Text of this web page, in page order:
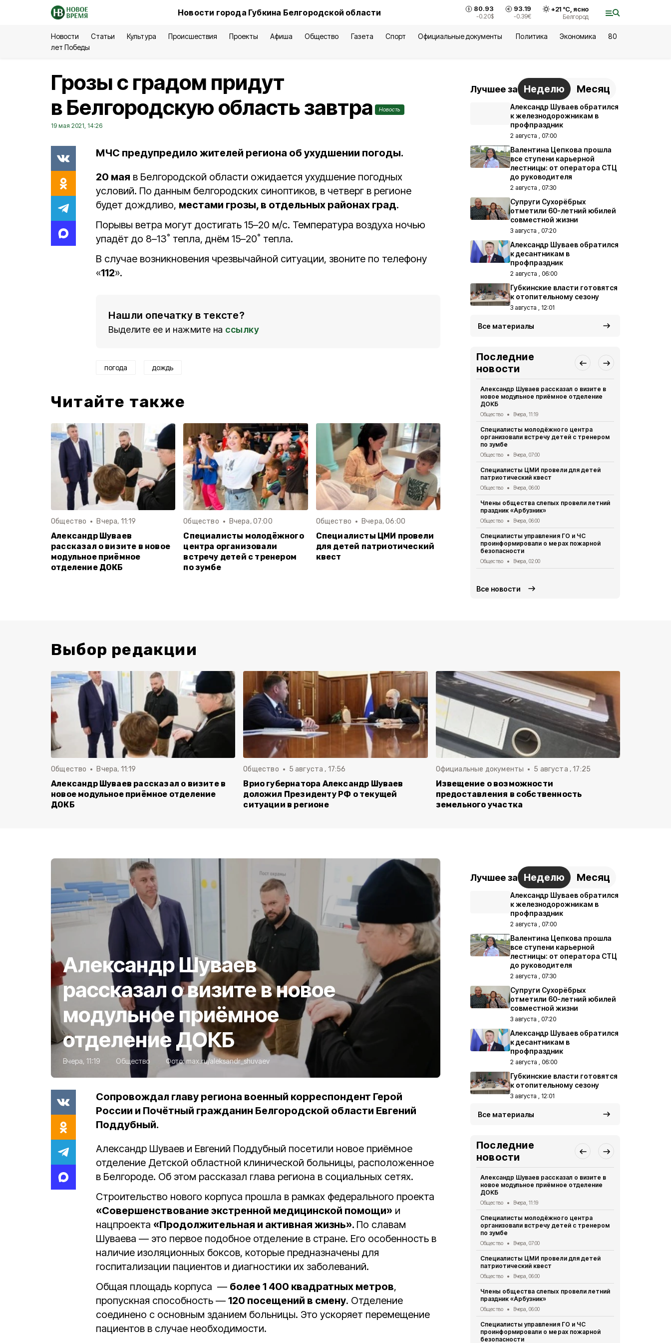
Новости города Губкина Белгородской области 80.93
-0.20$
93.19
-0.39€
+21°С, ясно
Белгород
Новости Статьи Культура Происшествия Проекты Афиша Общество Газета Спорт Официальные документы Политика Экономика
80
лет Победы
Грозы с градом придут
в Белгородскую область завтра
Новость
19 мая 2021, 14:26
МЧС предупредило жителей региона об ухудшении погоды.
20 мая в Белгородской области ожидается ухудшение погодных
условий. По данным белгородских синоптиков, в четверг в регионе
будет дождливо, местами грозы, в отдельных районах град.
Порывы ветра могут достигать 15–20 м/с. Температура воздуха ночью
упадёт до 8–13˚ тепла, днём 15–20˚ тепла.
В случае возникновения чрезвычайной ситуации, звоните по телефону
«112».
Нашли опечатку в тексте?
Выделите ее и нажмите на ссылку
погода дождь
Читайте также
Общество Вчера, 11:19
Александр Шуваев
рассказал о визите в новое
модульное приёмное
отделение ДОКБ
Общество Вчера, 07:00
Специалисты молодёжного
центра организовали
встречу детей с тренером
по зумбе
Общество Вчера, 06:00
Специалисты ЦМИ провели
для детей патриотический
квест
Лучшее за Неделю Месяц
Александр Шуваев обратился
к железнодорожникам в
профпраздник
2 августа , 07:00
Валентина Цепкова прошла
все ступени карьерной
лестницы: от оператора СТЦ
до руководителя
2 августа , 07:30
Супруги Сухорёбрых
отметили 60-летний юбилей
совместной жизни
3 августа , 07:20
Александр Шуваев обратился
к десантникам в
профпраздник
2 августа , 06:00
Губкинские власти готовятся
к отопительному сезону
3 августа , 12:01
Все материалы
Последние
новости
Александр Шуваев рассказал о визите в
новое модульное приёмное отделение
ДОКБ
Общество Вчера, 11:19
Специалисты молодёжного центра
организовали встречу детей с тренером
по зумбе
Общество Вчера, 07:00
Специалисты ЦМИ провели для детей
патриотический квест
Общество Вчера, 06:00
Члены общества слепых провели летний
праздник «Арбузник»
Общество Вчера, 06:00
Специалисты управления ГО и ЧС
проинформировали о мерах пожарной
безопасности
Общество Вчера, 02:00
Все новости
Выбор редакции
Общество Вчера, 11:19
Александр Шуваев рассказал о визите в
новое модульное приёмное отделение
ДОКБ
Общество 5 августа , 17:56
Врио губернатора Александр Шуваев
доложил Президенту РФ о текущей
ситуации в регионе
Официальные документы 5 августа , 17:25
Извещение о возможности
предоставления в собственность
земельного участка
Александр Шуваев
рассказал о визите в новое
модульное приёмное
отделение ДОКБ
Вчера, 11:19 Общество Фото: max.ru/aleksandr_shuvaev
Сопровождал главу региона военный корреспондент Герой
России и Почётный гражданин Белгородской области Евгений
Поддубный.
Александр Шуваев и Евгений Поддубный посетили новое приёмное
отделение Детской областной клинической больницы, расположенное
в Белгороде. Об этом рассказал глава региона в социальных сетях.
Строительство нового корпуса прошла в рамках федерального проекта
«Совершенствование экстренной медицинской помощи» и
нацпроекта «Продолжительная и активная жизнь». По славам
Шуваева — это первое подобное отделение в стране. Его особенность в
наличие изоляционных боксов, которые предназначены для
госпитализации пациентов и диагностики их заболеваний.
Общая площадь корпуса — более 1 400 квадратных метров,
пропускная способность — 120 посещений в смену. Отделение
соединено с основным зданием больницы. Это ускоряет перемещение
пациентов в случае необходимости.
Лучшее за Неделю Месяц
Александр Шуваев обратился
к железнодорожникам в
профпраздник
2 августа , 07:00
Валентина Цепкова прошла
все ступени карьерной
лестницы: от оператора СТЦ
до руководителя
2 августа , 07:30
Супруги Сухорёбрых
отметили 60-летний юбилей
совместной жизни
3 августа , 07:20
Александр Шуваев обратился
к десантникам в
профпраздник
2 августа , 06:00
Губкинские власти готовятся
к отопительному сезону
3 августа , 12:01
Все материалы
Последние
новости
Александр Шуваев рассказал о визите в
новое модульное приёмное отделение
ДОКБ
Общество Вчера, 11:19
Специалисты молодёжного центра
организовали встречу детей с тренером
по зумбе
Общество Вчера, 07:00
Специалисты ЦМИ провели для детей
патриотический квест
Общество Вчера, 06:00
Члены общества слепых провели летний
праздник «Арбузник»
Общество Вчера, 06:00
Специалисты управления ГО и ЧС
проинформировали о мерах пожарной
безопасности